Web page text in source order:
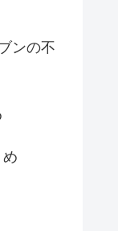
ンの不